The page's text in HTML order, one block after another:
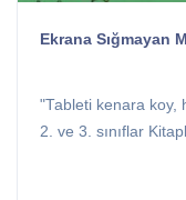
Ekrana Sığmayan
"Tableti kenara koy,
2. ve 3. sınıflar